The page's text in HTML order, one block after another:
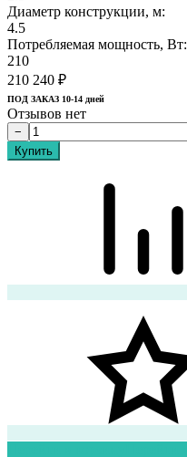
Диаметр конструкции, м:
4.5
Потребляемая мощность, Вт:
210
210 240 ₽
ПОД ЗАКАЗ 10-14 дней
Отзывов нет